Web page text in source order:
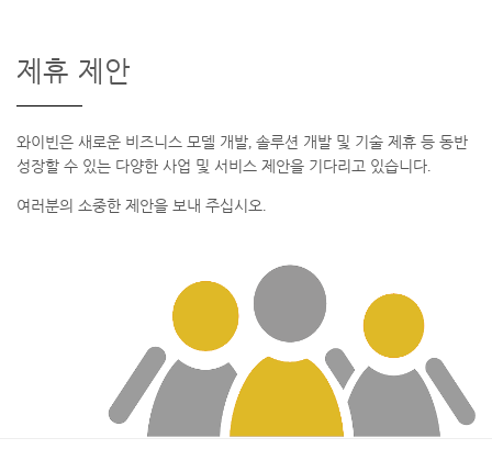
제휴 제안
와이빈은 새로운 비즈니스 모델 개발, 솔루션 개발 및 기술 제휴 등 동반
성장할 수 있는 다양한 사업 및 서비스 제안을 기다리고 있습니다.
여러분의 소중한 제안을 보내 주십시오.